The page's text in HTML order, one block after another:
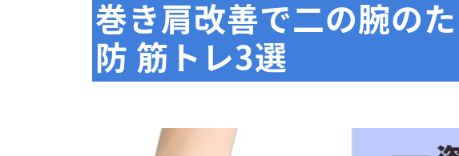
巻き肩改善で二の腕の
防 筋トレ3選
LINE予約の流れ
キャンセルについて
オンライン問診